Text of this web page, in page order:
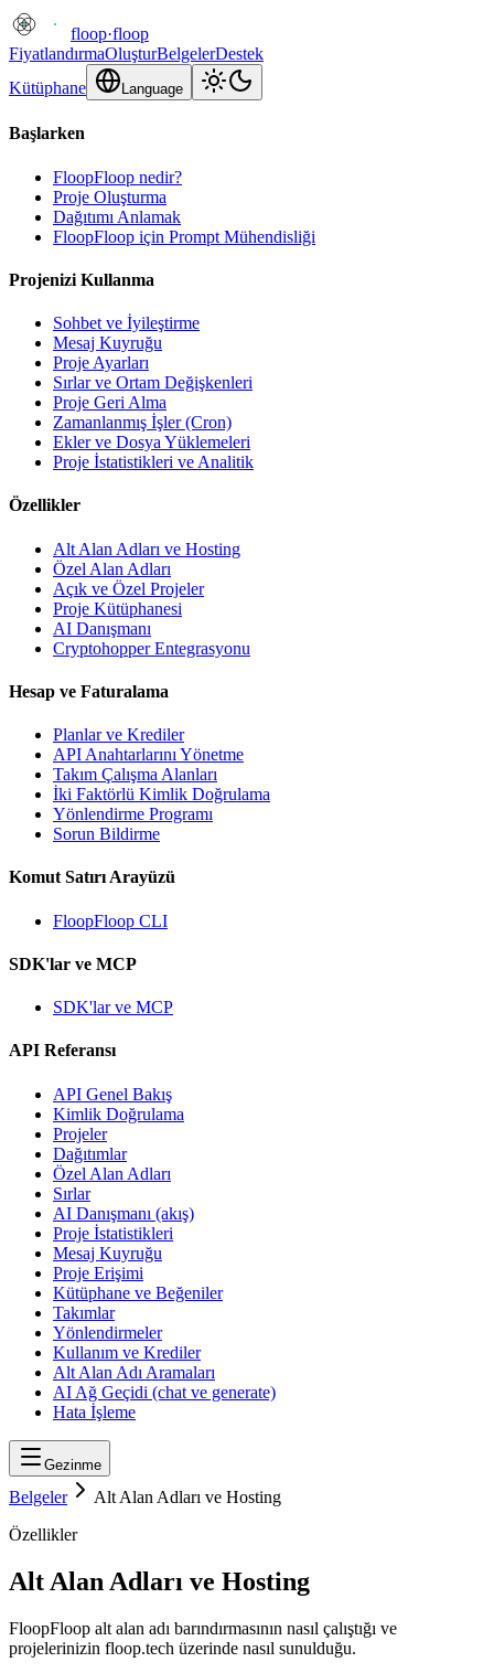
floop·floop
FiyatlandırmaOluşturBelgelerDestek
Kütüphane
Language
Başlarken
FloopFloop nedir?
Proje Oluşturma
Dağıtımı Anlamak
FloopFloop için Prompt Mühendisliği
Projenizi Kullanma
Sohbet ve İyileştirme
Mesaj Kuyruğu
Proje Ayarları
Sırlar ve Ortam Değişkenleri
Proje Geri Alma
Zamanlanmış İşler (Cron)
Ekler ve Dosya Yüklemeleri
Proje İstatistikleri ve Analitik
Özellikler
Alt Alan Adları ve Hosting
Özel Alan Adları
Açık ve Özel Projeler
Proje Kütüphanesi
AI Danışmanı
Cryptohopper Entegrasyonu
Hesap ve Faturalama
Planlar ve Krediler
API Anahtarlarını Yönetme
Takım Çalışma Alanları
İki Faktörlü Kimlik Doğrulama
Yönlendirme Programı
Sorun Bildirme
Komut Satırı Arayüzü
FloopFloop CLI
SDK'lar ve MCP
SDK'lar ve MCP
API Referansı
API Genel Bakış
Kimlik Doğrulama
Projeler
Dağıtımlar
Özel Alan Adları
Sırlar
AI Danışmanı (akış)
Proje İstatistikleri
Mesaj Kuyruğu
Proje Erişimi
Kütüphane ve Beğeniler
Takımlar
Yönlendirmeler
Kullanım ve Krediler
Alt Alan Adı Aramaları
AI Ağ Geçidi (chat ve generate)
Hata İşleme
Gezinme
Belgeler
Alt Alan Adları ve Hosting
Özellikler
Alt Alan Adları ve Hosting
FloopFloop alt alan adı barındırmasının nasıl çalıştığı ve
projelerinizin floop.tech üzerinde nasıl sunulduğu.